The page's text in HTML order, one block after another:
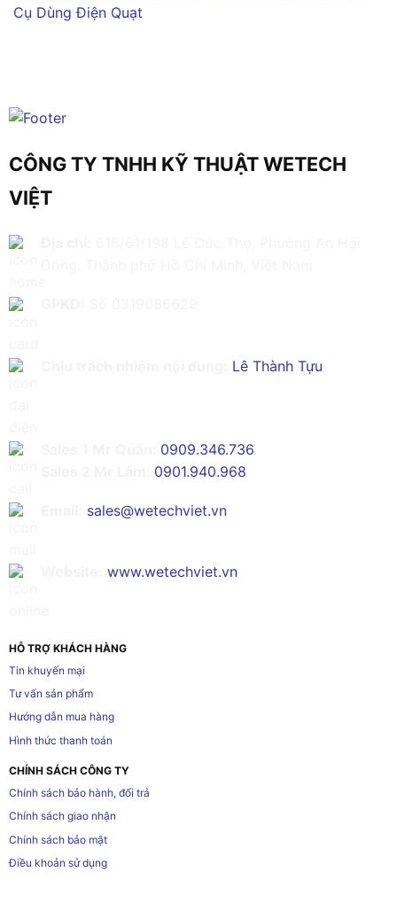
Cụ Dùng Điện Quạt
CÔNG TY TNHH KỸ THUẬT WETECH
VIỆT
Lê Thành Tựu
0909.346.736
0901.940.968
sales@wetechviet.vn
www.wetechviet.vn
HỖ TRỢ KHÁCH HÀNG
Tin khuyến mại
Tư vấn sản phẩm
Hướng dẫn mua hàng
Hình thức thanh toán
CHÍNH SÁCH CÔNG TY
Chính sách bảo hành, đổi trả
Chính sách giao nhận
Chính sách bảo mật
Điều khoản sử dụng